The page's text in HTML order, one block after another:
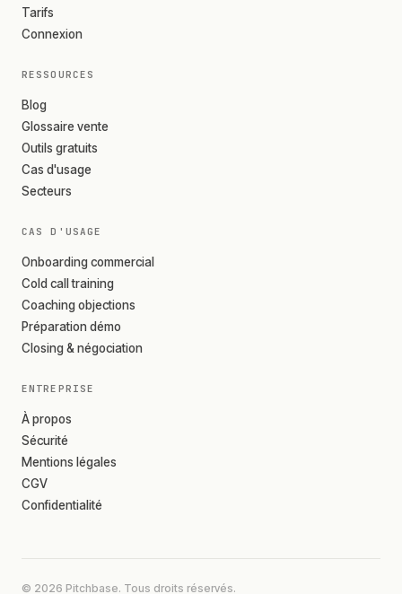
Tarifs
Connexion
RESSOURCES
Blog
Glossaire vente
Outils gratuits
Cas d'usage
Secteurs
CAS D'USAGE
Onboarding commercial
Cold call training
Coaching objections
Préparation démo
Closing & négociation
ENTREPRISE
À propos
Sécurité
Mentions légales
CGV
Confidentialité
© 2026 Pitchbase. Tous droits réservés.